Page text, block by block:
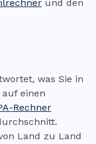
und den
was Sie in
einen
Rechner
Land zu Land